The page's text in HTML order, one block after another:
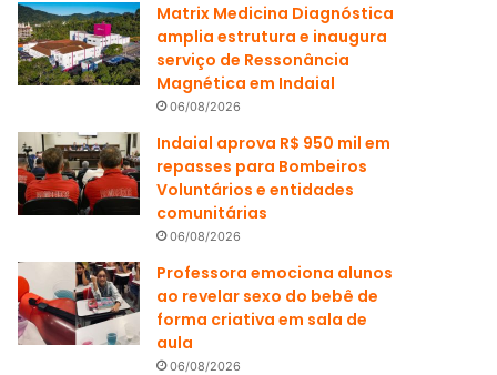
Matrix Medicina Diagnóstica
amplia estrutura e inaugura
serviço de Ressonância
Magnética em Indaial
06/08/2026
Indaial aprova R$ 950 mil em
repasses para Bombeiros
Voluntários e entidades
comunitárias
06/08/2026
Professora emociona alunos
ao revelar sexo do bebê de
forma criativa em sala de
aula
06/08/2026